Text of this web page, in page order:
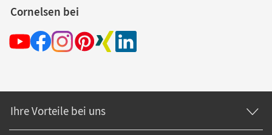
Cornelsen bei
Ihre Vorteile bei uns